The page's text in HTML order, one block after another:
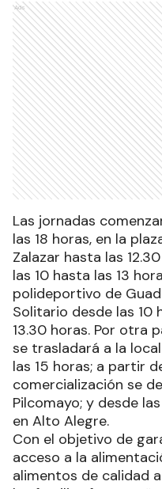
Ads
Las jornadas
las 18 horas, en la
Zalazar hasta las
las 10 hasta las 13
polideportivo de
Solitario desde las 10
13.30 horas. Por otra
se trasladará a la
las 15 horas; a partir
comercialización se
Pilcomayo; y desde
en Alto Alegre.
Con el objetivo de
acceso a la
alimentos de calidad